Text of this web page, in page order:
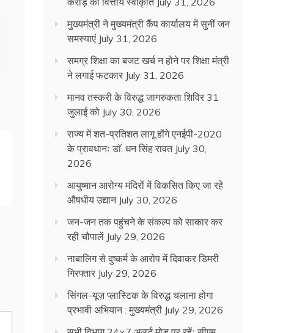
मुख्यमंत्री ने मुख्यमंत्री कैंप कार्यालय में सुनीं जन
समस्याएं July 31, 2026
समग्र शिक्षा का बजट खर्च न होने पर शिक्षा मंत्री
ने लगाई फटकार July 31, 2026
मानव तस्करी के विरुद्ध जागरुकता शिविर 31
जुलाई को July 30, 2026
राज्य में शत-प्रतिशत लागू होंगे एनईपी-2020
के प्रावधानः डाॅ. धन सिंह रावत July 30,
2026
आयुष्मान आरोग्य मंदिरों में विकसित किए जा रहे
औषधीय उद्यान July 30, 2026
जन-जन तक पहुंचने के संकल्प को साकार कर
रही चौपालें July 29, 2026
नाबालिग से दुष्कर्म के आरोप में दिवाकर डिमरी
गिरफ्तार July 29, 2026
सिंगल-यूज़ प्लास्टिक के विरुद्ध चलाना होगा
प्रभावी अभियान : मुख्यमंत्री July 29, 2026